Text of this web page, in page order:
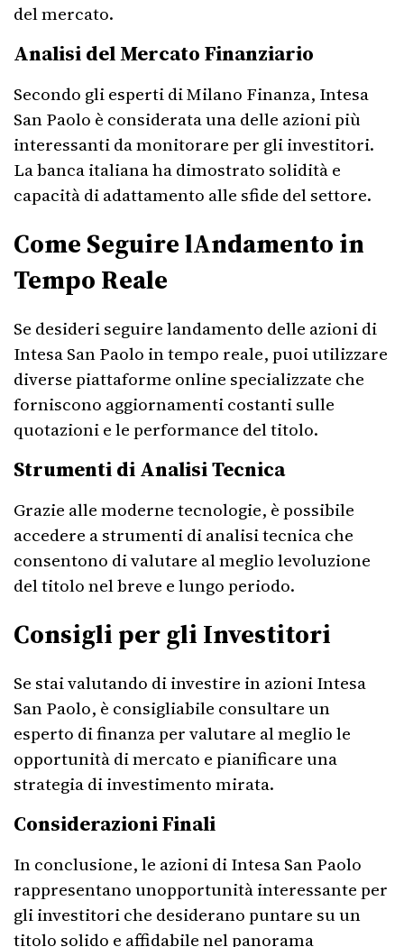
del mercato.
Analisi del Mercato Finanziario
Secondo gli esperti di Milano Finanza, Intesa
San Paolo è considerata una delle azioni più
interessanti da monitorare per gli investitori.
La banca italiana ha dimostrato solidità e
capacità di adattamento alle sfide del settore.
Come Seguire lAndamento in
Tempo Reale
Se desideri seguire landamento delle azioni di
Intesa San Paolo in tempo reale, puoi utilizzare
diverse piattaforme online specializzate che
forniscono aggiornamenti costanti sulle
quotazioni e le performance del titolo.
Strumenti di Analisi Tecnica
Grazie alle moderne tecnologie, è possibile
accedere a strumenti di analisi tecnica che
consentono di valutare al meglio levoluzione
del titolo nel breve e lungo periodo.
Consigli per gli Investitori
Se stai valutando di investire in azioni Intesa
San Paolo, è consigliabile consultare un
esperto di finanza per valutare al meglio le
opportunità di mercato e pianificare una
strategia di investimento mirata.
Considerazioni Finali
In conclusione, le azioni di Intesa San Paolo
rappresentano unopportunità interessante per
gli investitori che desiderano puntare su un
titolo solido e affidabile nel panorama